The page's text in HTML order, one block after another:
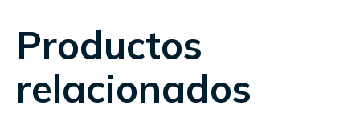
Productos
relacionados